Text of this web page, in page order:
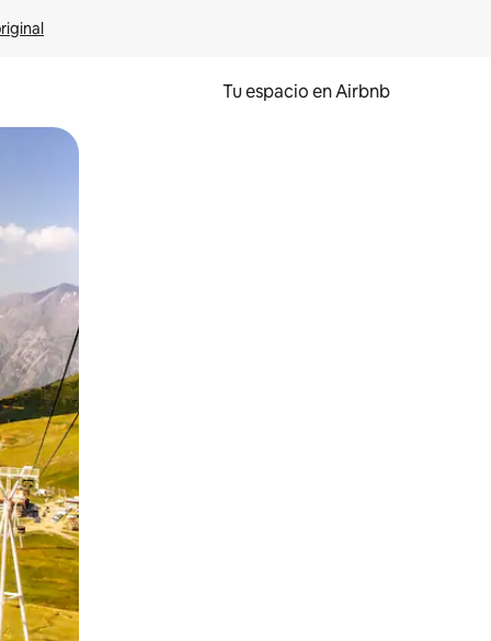
Tu espacio en Airbnb
tocando y deslizando la pantalla.